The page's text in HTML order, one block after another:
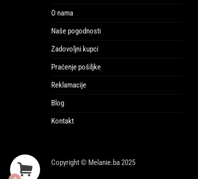
O nama
Naše pogodnosti
Zadovoljni kupci
Praćenje pošiljke
Reklamacije
Blog
Kontakt
Copyright © Melanie.ba 2025